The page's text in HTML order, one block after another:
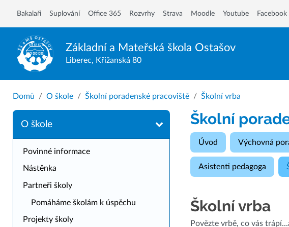
Základní a Mateřská škola Ostašov
Liberec, Křižanská 80
Bakalaři Suplování Office 365 Rozvrhy Strava Moodle Youtube Facebook
Domů O škole Školní poradenské pracoviště Školní vrba
O škole
Povinné informace
Nástěnka
Partneři školy
Pomáháme školám k úspěchu
Projekty školy
Školní
Úvod Výchovná
Asistenti pedagoga
Školní vrba
Povězte vrbě, co vás